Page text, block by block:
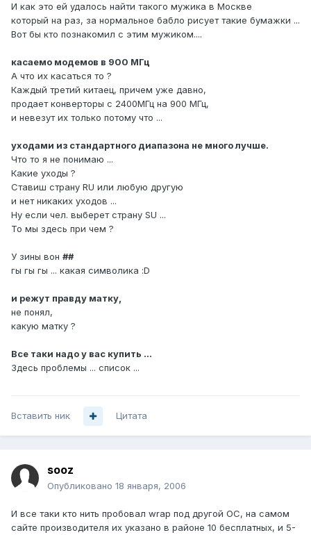
И как это ей удалось найти такого мужика в Москве
который на раз, за нормальное бабло рисует такие бумажки ...
Вот бы кто познакомил с этим мужиком....
касаемо модемов в 900 МГц
А что их касаться то ?
Каждый третий китаец, причем уже давно,
продает конверторы с 2400МГц на 900 МГц,
и невезут их только потому что ...
уходами из стандартного диапазона не много лучше.
Что то я не понимаю ...
Какие уходы ?
Ставиш страну RU или любую другую
и нет никаких уходов ...
Ну если чел. выберет страну SU ...
То мы здесь при чем ?
У зины вон ##
гы гы гы ... какая символика :D
и режут правду матку,
не понял,
какую матку ?
Все таки надо у вас купить ...
Здесь проблемы ... список ...
Вставить ник Цитата
sooz
Опубликовано 18 января, 2006
И все таки кто нить пробовал wrap под другой ОС, на самом
сайте производителя их указано в районе 10 бесплатных, и 5-